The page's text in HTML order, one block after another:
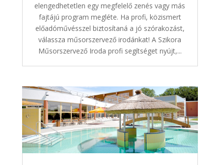
elengedhetetlen egy megfelelő zenés vagy más
fajtájú program megléte. Ha profi, közismert
előadóművésszel biztosítaná a jó szórakozást,
válassza műsorszervező irodánkat! A Szikora
Műsorszervező Iroda profi segítséget nyújt,...